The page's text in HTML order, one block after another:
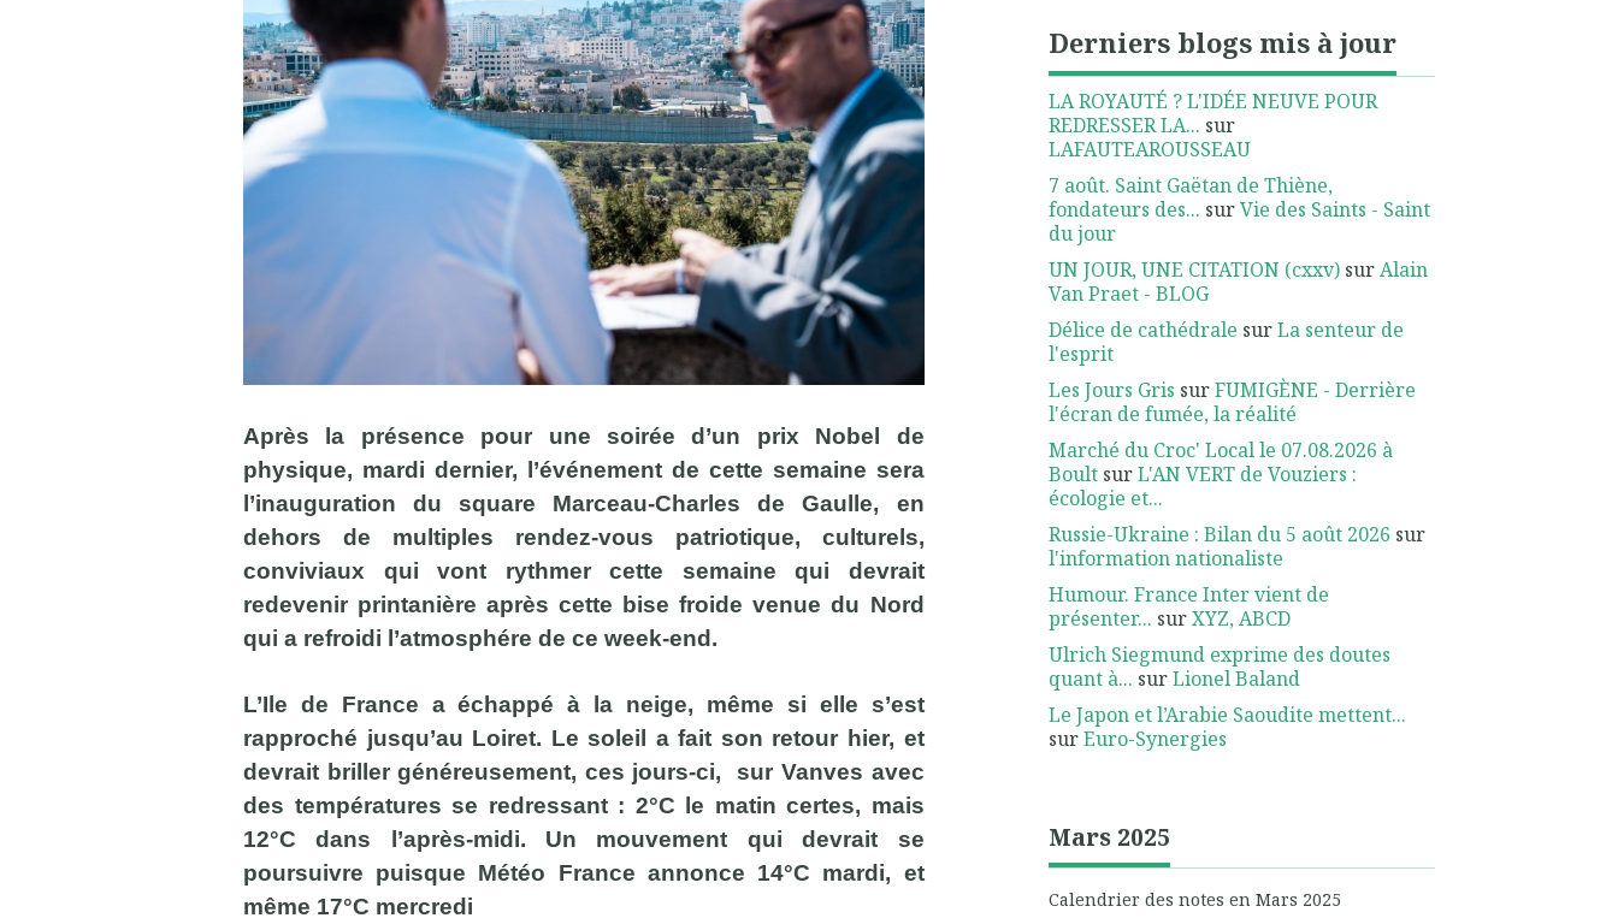
Après la présence pour une soirée d’un prix Nobel de
physique, mardi dernier, l’événement de cette semaine sera
l’inauguration du square Marceau-Charles de Gaulle, en
dehors de multiples rendez-vous patriotique, culturels,
conviviaux qui vont rythmer cette semaine qui devrait
redevenir printanière après cette bise froide venue du Nord
qui a refroidi l’atmosphére de ce week-end.
L’Ile de France a échappé à la neige, même si elle s’est
rapproché jusqu’au Loiret. Le soleil a fait son retour hier, et
devrait briller généreusement, ces jours-ci, sur Vanves avec
des températures se redressant : 2°C le matin certes, mais
12°C dans l’après-midi. Un mouvement qui devrait se
poursuivre puisque Météo France annonce 14°C mardi, et
même 17°C mercredi
Derniers blogs mis à jour
LA ROYAUTÉ ? L'IDÉE NEUVE POUR
REDRESSER LA... sur
LAFAUTEAROUSSEAU
7 août. Saint Gaëtan de Thiène,
fondateurs des... surVie des Saints - Saint
du jour
UN JOUR, UNE CITATION (cxxv)surAlain
Van Praet - BLOG
Délice de cathédrale surLa senteur de
l'esprit
Les Jours Gris surFUMIGÈNE - Derrière
l'écran de fumée, la réalité
Marché du Croc' Local le 07.08.2026 à
BoultsurL'AN VERT de Vouziers :
écologie et...
Russie-Ukraine : Bilan du 5 août 2026 sur
l'information nationaliste
Humour. France Inter vient de
présenter... surXYZ, ABCD
Ulrich Siegmund exprime des doutes
quant à... surLionel Baland
Le Japon et l’Arabie Saoudite mettent...
surEuro-Synergies
Mars 2025
Calendrier des notes en Mars 2025